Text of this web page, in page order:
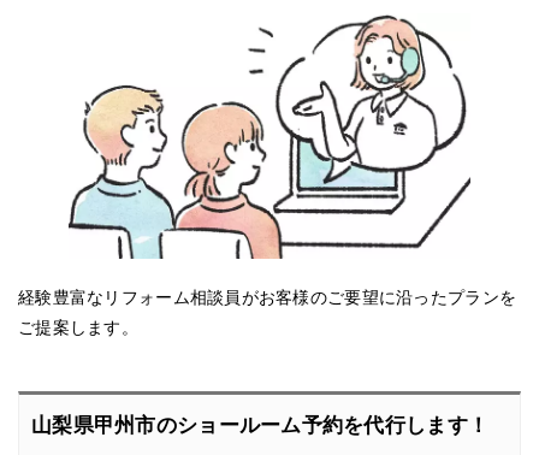
経験豊富なリフォーム相談員がお客様のご要望に沿ったプランを
ご提案します。
山梨県甲州市のショールーム予約を代行します！